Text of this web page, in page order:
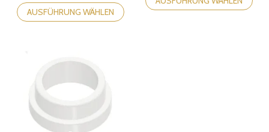
41,90€
AUSFÜHRUNG WÄHLEN
Produkt
weist
Optionen
können
Produktseite
weist